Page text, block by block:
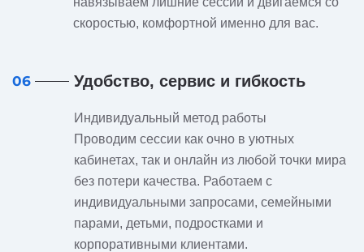
скоростью, комфортной именно для вас.
06 Удобство, сервис и гибкость
Индивидуальный метод работы
Проводим сессии как очно в уютных
кабинетах, так и онлайн из любой точки мира
без потери качества. Работаем с
индивидуальными запросами, семейными
парами, детьми, подростками и
корпоративными клиентами.